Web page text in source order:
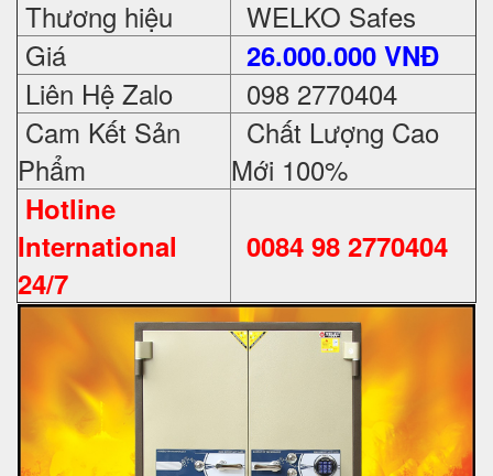
Thương hiệu
WELKO Safes
Giá
26.000.000 VNĐ
Liên Hệ Zalo
098 2770404
Cam Kết Sản
Phẩm
Chất Lượng Cao
Mới 100%
Hotline
International
24/7
0084 98 2770404